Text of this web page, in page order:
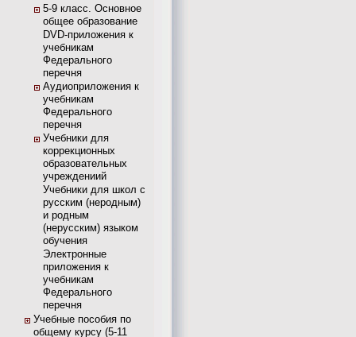
5-9 класс. Основное
общее образование
DVD-приложения к
учебникам
Федерального
перечня
Аудиоприложения к
учебникам
Федерального
перечня
Учебники для
коррекционных
образовательных
учреждениий
Учебники для школ с
русским (неродным)
и родным
(нерусским) языком
обучения
Электронные
приложения к
учебникам
Федерального
перечня
Учебные пособия по
общему курсу (5-11